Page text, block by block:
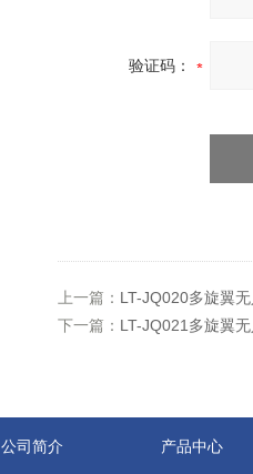
验证码：
上一篇： LT-JQ020多旋翼
下一篇： LT-JQ021多旋翼
公司简介 产品中心